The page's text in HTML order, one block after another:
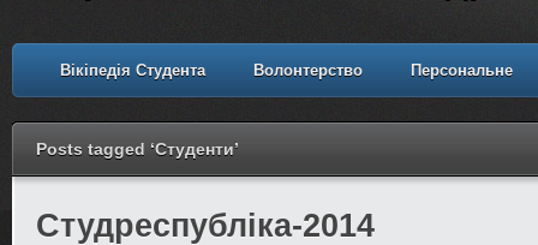
Вікіпедія Студента Волонтерство Персональне
Posts tagged ‘Студенти’
Студреспубліка-2014